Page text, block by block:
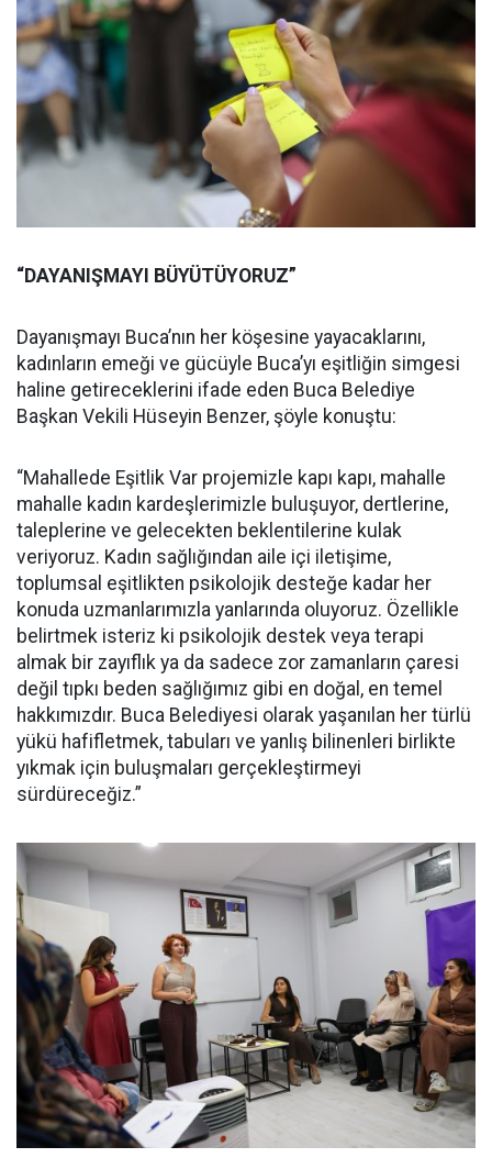
“DAYANIŞMAYI BÜYÜTÜYORUZ”
Dayanışmayı Buca’nın her köşesine yayacaklarını,
kadınların emeği ve gücüyle Buca’yı eşitliğin simgesi
haline getireceklerini ifade eden Buca Belediye
Başkan Vekili Hüseyin Benzer, şöyle konuştu:
“Mahallede Eşitlik Var projemizle kapı kapı, mahalle
mahalle kadın kardeşlerimizle buluşuyor, dertlerine,
taleplerine ve gelecekten beklentilerine kulak
veriyoruz. Kadın sağlığından aile içi iletişime,
toplumsal eşitlikten psikolojik desteğe kadar her
konuda uzmanlarımızla yanlarında oluyoruz. Özellikle
belirtmek isteriz ki psikolojik destek veya terapi
almak bir zayıflık ya da sadece zor zamanların çaresi
değil tıpkı beden sağlığımız gibi en doğal, en temel
hakkımızdır. Buca Belediyesi olarak yaşanılan her türlü
yükü hafifletmek, tabuları ve yanlış bilinenleri birlikte
yıkmak için buluşmaları gerçekleştirmeyi
sürdüreceğiz.”